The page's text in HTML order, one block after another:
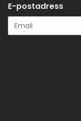
E-postadress